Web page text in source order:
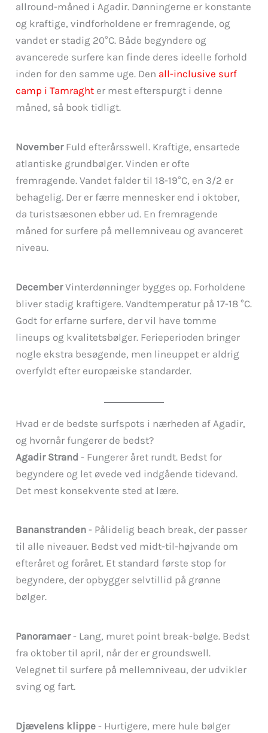
allround-måned i Agadir. Dønningerne er konstante
og kraftige, vindforholdene er fremragende, og
vandet er stadig 20°C. Både begyndere og
avancerede surfere kan finde deres ideelle forhold
inden for den samme uge. Den all-inclusive surf
camp i Tamraght er mest efterspurgt i denne
måned, så book tidligt.
NovemberFuld efterårsswell. Kraftige, ensartede
atlantiske grundbølger. Vinden er ofte
fremragende. Vandet falder til 18-19°C, en 3/2 er
behagelig. Der er færre mennesker end i oktober,
da turistsæsonen ebber ud. En fremragende
måned for surfere på mellemniveau og avanceret
niveau.
DecemberVinterdønninger bygges op. Forholdene
bliver stadig kraftigere. Vandtemperatur på 17-18 °C.
Godt for erfarne surfere, der vil have tomme
lineups og kvalitetsbølger. Ferieperioden bringer
nogle ekstra besøgende, men lineuppet er aldrig
overfyldt efter europæiske standarder.
Hvad er de bedste surfspots i nærheden af Agadir,
og hvornår fungerer de bedst?
Agadir Strand - Fungerer året rundt. Bedst for
begyndere og let øvede ved indgående tidevand.
Det mest konsekvente sted at lære.
Bananstranden - Pålidelig beach break, der passer
til alle niveauer. Bedst ved midt-til-højvande om
efteråret og foråret. Et standard første stop for
begyndere, der opbygger selvtillid på grønne
bølger.
Panoramaer- Lang, muret point break-bølge. Bedst
fra oktober til april, når der er groundswell.
Velegnet til surfere på mellemniveau, der udvikler
sving og fart.
Djævelens klippe - Hurtigere, mere hule bølger